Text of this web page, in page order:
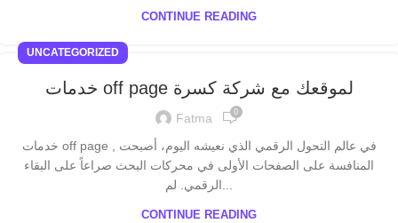
CONTINUE READING
UNCATEGORIZED
خدمات off page لموقعك مع شركة كسرة
Fatma 0
خدمات off page , في عالم التحول الرقمي الذي نعيشه اليوم، أصبحت
المنافسة على الصفحات الأولى في محركات البحث صراعاً على البقاء
CONTINUE READING